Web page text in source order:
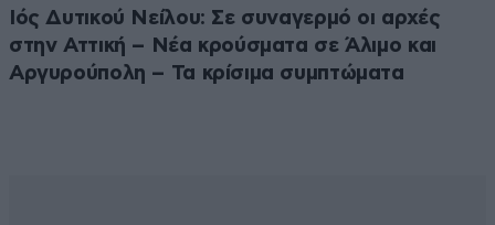
Ιός Δυτικού Νείλου: Σε συναγερμό οι αρχές
στην Αττική – Νέα κρούσματα σε Άλιμο και
Αργυρούπολη – Τα κρίσιμα συμπτώματα